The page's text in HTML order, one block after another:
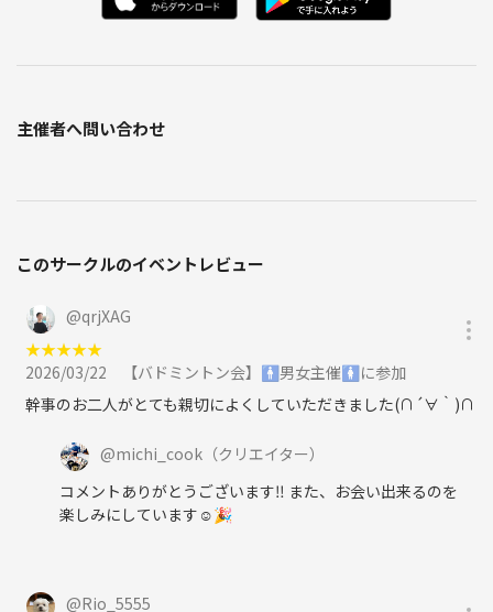
主催者へ問い合わせ
このサークルのイベントレビュー
@qrjXAG
★★★★★
2026/03/22
【バドミントン会】🚹男女主催🚺に参加
幹事のお二人がとても親切によくしていただきました(∩´∀｀)∩
@michi_cook （クリエイター）
コメントありがとうございます‼️ また、お会い出来るのを
楽しみにしています☺️🎉
@Rio_5555